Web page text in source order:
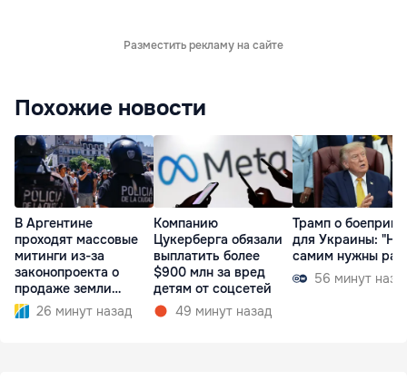
Разместить рекламу на сайте
Похожие новости
В Аргентине
проходят массовые
митинги из-за
законопроекта о
продаже земли
иностранцам
26 минут назад
Компанию
Цукерберга обязали
выплатить более
$900 млн за вред
детям от соцсетей
49 минут назад
Трамп о
для Украины:
самим нужны
56 минут